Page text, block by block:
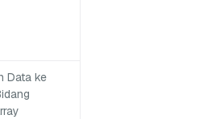
Data ke